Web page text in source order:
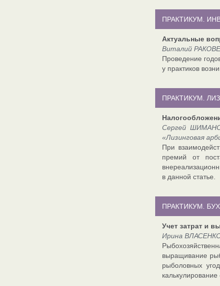
ПРАКТИКУМ.
Актуальные
Виталий
Проведение
у практиков
ПРАКТИКУМ.
Сергей
«Лизинговая
При
премий от
в данной статье.
ПРАКТИКУМ.
Учет затрат и
Ирина
выращивание
рыболовных